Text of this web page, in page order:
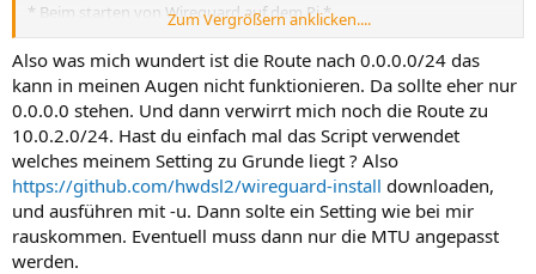
PrivateKey =
[Peer]
PublicKey =
PresharedKey =
AllowedIPs = 10.7.0.0/24
Endpoint = 211.71.102.238:51820
PersistentKeepalive = 25
Code:
* Beim starten von Wireguard auf dem Pi *
pi@hpp-cloud:~ $ sudo wg-quick up server
[#] ip link add server type wireguard
[#] wg setconf server /dev/fd/63
[#] ip -4 address add 10.0.1.0/24 dev server
[#] ip link set mtu 1420 up dev server
[#] resolvconf -a server -m 0 -x
[#] ip -4 route add 10.0.2.0/24 dev server
[#] ip -4 route add 0.0.0.0/24 dev server
[#] iptables -A FORWARD -i server -j ACCEPT; iptables -A FORWARD -o
server -j ACCEPT; iptables -t nat -A POSTROUTING -o eth0 -j
MASQUERADE
Zum Vergrößern anklicken....
Also was mich wundert ist die Route nach 0.0.0.0/24 das
kann in meinen Augen nicht funktionieren. Da sollte eher nur
0.0.0.0 stehen. Und dann verwirrt mich noch die Route zu
10.0.2.0/24. Hast du einfach mal das Script verwendet
welches meinem Setting zu Grunde liegt ? Also
https://github.com/hwdsl2/wireguard-install downloaden,
und ausführen mit -u. Dann solte ein Setting wie bei mir
rauskommen. Eventuell muss dann nur die MTU angepasst
werden.